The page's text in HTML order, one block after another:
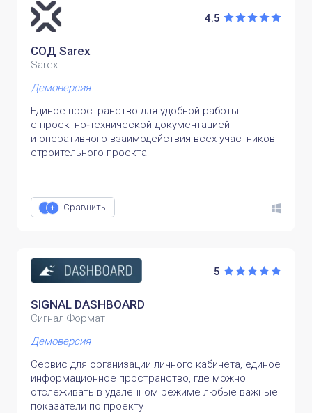
4.5
СОД Sarex
Sarex
Демоверсия
Единое пространство для удобной работы
с проектно‑технической документацией
и оперативного взаимодействия всех участников
строительного проекта
Сравнить
5
SIGNAL DASHBOARD
Сигнал Формат
Демоверсия
Сервис для организации личного кабинета, единое
информационное пространство, где можно
отслеживать в удаленном режиме любые важные
показатели по проекту